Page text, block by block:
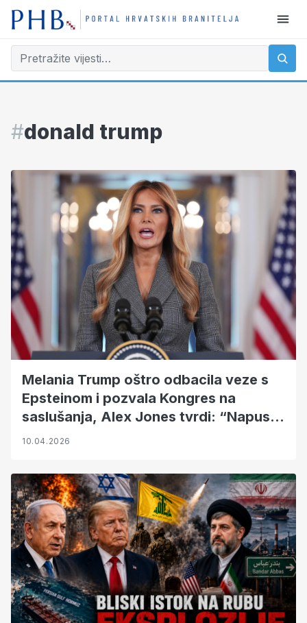
#donald trump
Melania Trump oštro odbacila veze s
Epsteinom i pozvala Kongres na
saslušanja, Alex Jones tvrdi: “Napustit
će Trumpa”
10.04.2026